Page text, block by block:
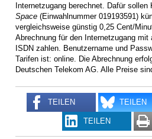
Internetzugang berechnet. Dafür sollen
Space (Einwahlnummer 019193591)
vergleichsweise günstig 0,25 Cent/
Abrechnung für den Internetzugang mit
ISDN zahlen. Benutzername und
Tarifen ist: online. Die Abrechnung
Deutschen Telekom AG. Alle Preise
TEILEN TEILEN
TEILEN